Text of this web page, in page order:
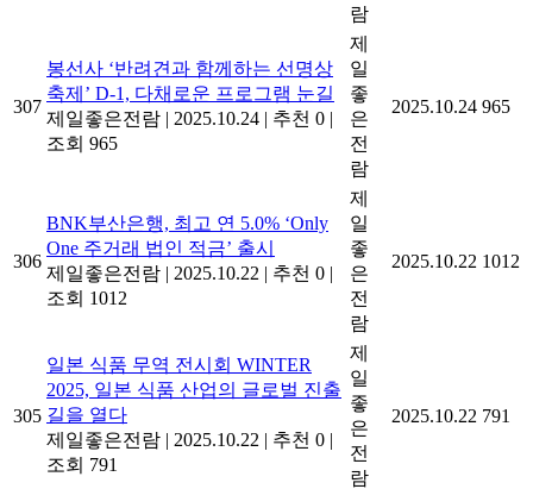
람
307
봉선사 ‘반려견과 함께하는 선명상
축제’ D-1, 다채로운 프로그램 눈길
제일좋은전람 | 2025.10.24 | 추천 0 |
조회 965
제
일
좋
은
전
람
2025.10.24 965
306
BNK부산은행, 최고 연 5.0% ‘Only
One 주거래 법인 적금’ 출시
제일좋은전람 | 2025.10.22 | 추천 0 |
조회 1012
제
일
좋
은
전
람
2025.10.22 1012
305
일본 식품 무역 전시회 WINTER
2025, 일본 식품 산업의 글로벌 진출
길을 열다
제일좋은전람 | 2025.10.22 | 추천 0 |
조회 791
제
일
좋
은
전
람
2025.10.22 791